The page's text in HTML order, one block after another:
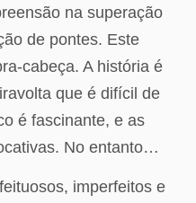
na superação
de pontes. Este
cabeça. A história é
que é difícil de
é fascinante, e as
No entanto…
imperfeitos e